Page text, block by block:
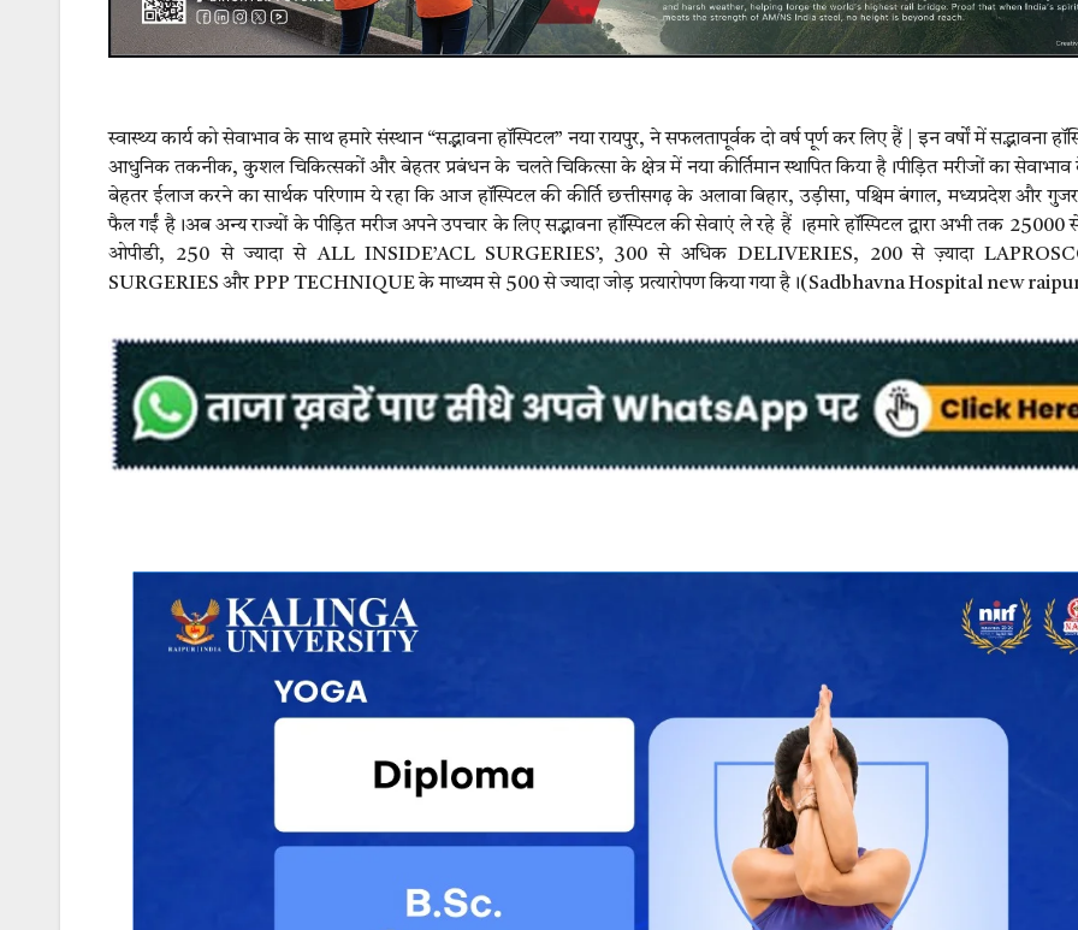
स्वास्थ्य कार्य को सेवाभाव के साथ हमारे संस्थान “सद्भावना हॉस्पिटल” नया रायपुर, ने सफलतापूर्वक दो वर्ष पूर्ण कर लिए हैं | इन वर्षों में सद्भावना
आधुनिक तकनीक, कुशल चिकित्सकों और बेहतर प्रबंधन के चलते चिकित्सा के क्षेत्र में नया कीर्तिमान स्थापित किया है।पीड़ित मरीजों का
बेहतर ईलाज करने का सार्थक परिणाम ये रहा कि आज हॉस्पिटल की कीर्ति छत्तीसगढ़ के अलावा बिहार, उड़ीसा, पश्चिम बंगाल, मध्यप्रदेश और
फैल गईं है।अब अन्य राज्यों के पीड़ित मरीज अपने उपचार के लिए सद्भावना हॉस्पिटल की सेवाएं ले रहे हैं ।हमारे हॉस्पिटल द्वारा अभी तक 25000 से
ओपीडी, 250 से ज्यादा से ALL INSIDE’ACL SURGERIES’, 300 से अधिक DELIVERIES, 200 से ज़्यादा
SURGERIES और PPP TECHNIQUE के माध्यम से 500 से ज्यादा जोड़ प्रत्यारोपण किया गया है।(Sadbhavna Hospital new